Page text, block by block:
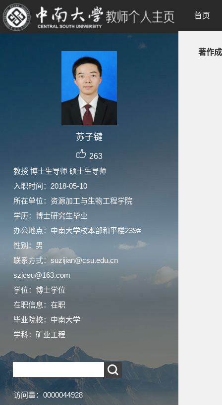
苏子键
263
教授 博士生导师 硕士生导师
入职时间：2018-05-10
所在单位：资源加工与生物工程学院
学历：博士研究生毕业
办公地点：中南大学校本部和平楼239#
性别：男
联系方式：suzijian@csu.edu.cn
szjcsu@163.com
学位：博士学位
在职信息：在职
毕业院校：中南大学
学科：矿业工程
访问量： 0000044928
首页
著作